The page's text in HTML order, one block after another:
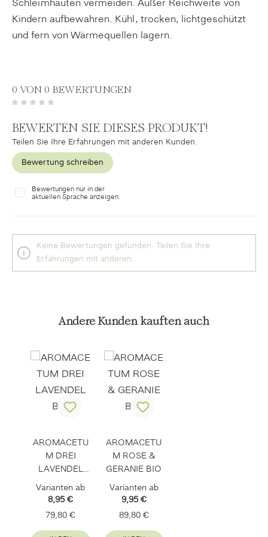
Schleimhäuten vermeiden. Außer Reichweite von
Kindern aufbewahren. Kühl, trocken, lichtgeschützt
und fern von Wärmequellen lagern.
0 VON 0 BEWERTUNGEN
BEWERTEN SIE DIESES PRODUKT!
Teilen Sie Ihre Erfahrungen mit anderen Kunden.
Bewertung schreiben
Bewertungen nur in der
aktuellen Sprache anzeigen.
Keine Bewertungen gefunden. Teilen Sie Ihre
Erfahrungen mit anderen.
Produktgalerie überspringen
Andere Kunden kauften auch
AROMACETU
M DREI
LAVENDEL
Varianten ab
8,95 €
Regulärer Preis:
79,80 €
AROMACETU
M ROSE &
GERANIE BIO
Varianten ab
9,95 €
Regulärer Preis:
89,80 €